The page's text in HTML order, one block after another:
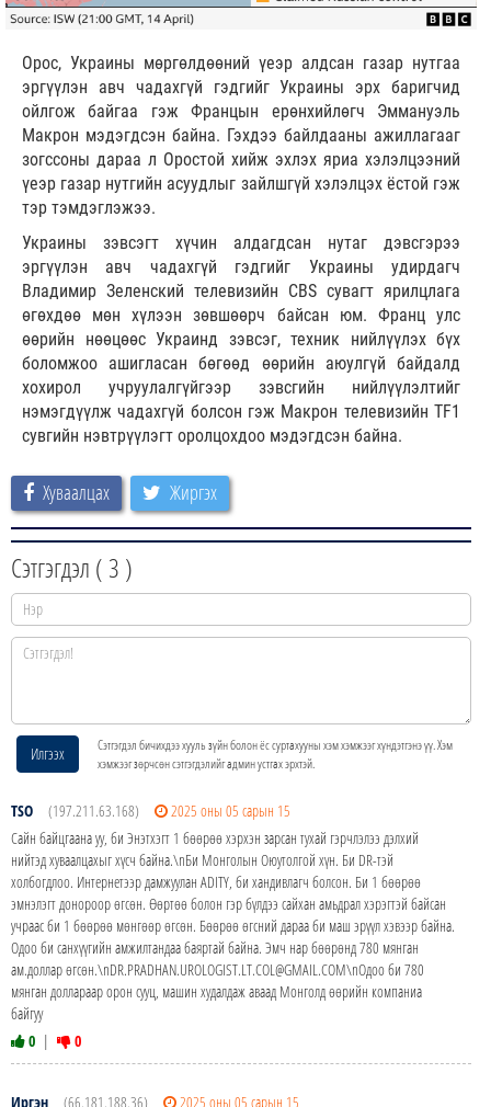
Орос, Украины мөргөлдөөний үеэр алдсан газар нутгаа
эргүүлэн авч чадахгүй гэдгийг Украины эрх баригчид
ойлгож байгаа гэж Францын ерөнхийлөгч Эммануэль
Макрон мэдэгдсэн байна. Гэхдээ байлдааны ажиллагааг
зогссоны дараа л Оростой хийж эхлэх яриа хэлэлцээний
үеэр газар нутгийн асуудлыг зайлшгүй хэлэлцэх ёстой гэж
тэр тэмдэглэжээ.
Украины зэвсэгт хүчин алдагдсан нутаг дэвсгэрээ
эргүүлэн авч чадахгүй гэдгийг Украины удирдагч
Владимир Зеленский телевизийн CBS сувагт ярилцлага
өгөхдөө мөн хүлээн зөвшөөрч байсан юм. Франц улс
өөрийн нөөцөөс Украинд зэвсэг, техник нийлүүлэх бүх
боломжоо ашигласан бөгөөд өөрийн аюулгүй байдалд
хохирол учруулалгүйгээр зэвсгийн нийлүүлэлтийг
нэмэгдүүлж чадахгүй болсон гэж Макрон телевизийн TF1
сувгийн нэвтрүүлэгт оролцохдоо мэдэгдсэн байна.
Хуваалцах Жиргэх
Сэтгэгдэл ( 3 )
Илгээх
Сэтгэгдэл бичихдээ хууль зүйн болон ёс суртахууны хэм хэмжээг хүндэтгэнэ үү. Хэм
хэмжээг зөрчсөн сэтгэгдэлийг админ устгах эрхтэй.
TSO (197.211.63.168)
2025 оны 05 сарын 15
Сайн байцгаана уу, би Энэтхэгт 1 бөөрөө хэрхэн зарсан тухай гэрчлэлээ дэлхий
нийтэд хуваалцахыг хүсч байна.\nБи Монголын Оюутолгой хүн. Би DR-тэй
холбогдлоо. Интернетээр дамжуулан ADITY, би хандивлагч болсон. Би 1 бөөрөө
эмнэлэгт донороор өгсөн. Өөртөө болон гэр бүлдээ сайхан амьдрал хэрэгтэй байсан
учраас би 1 бөөрөө мөнгөөр өгсөн. Бөөрөө өгсний дараа би маш эрүүл хэвээр байна.
Одоо би санхүүгийн амжилтандаа баяртай байна. Эмч нар бөөрөнд 780 мянган
ам.доллар өгсөн.\nDR.PRADHAN.UROLOGIST.LT.COL@GMAIL.COM\nОдоо би 780
мянган доллараар орон сууц, машин худалдаж аваад Монголд өөрийн компаниа
байгуу
0 | 0
Иргэн (66.181.188.36) 2025 оны 05 сарын 15